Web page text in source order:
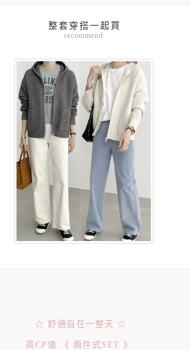
recommend
☆ 舒適自在一整天 ☆
高CP值 《 兩件式SET 》